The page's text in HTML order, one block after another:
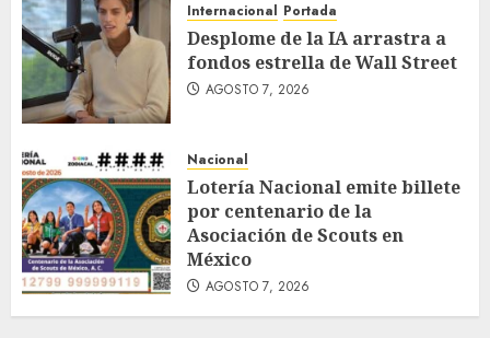
Internacional Portada
Desplome de la IA arrastra a
fondos estrella de Wall Street
AGOSTO 7, 2026
Nacional
Lotería Nacional emite billete
por centenario de la
Asociación de Scouts en
México
AGOSTO 7, 2026